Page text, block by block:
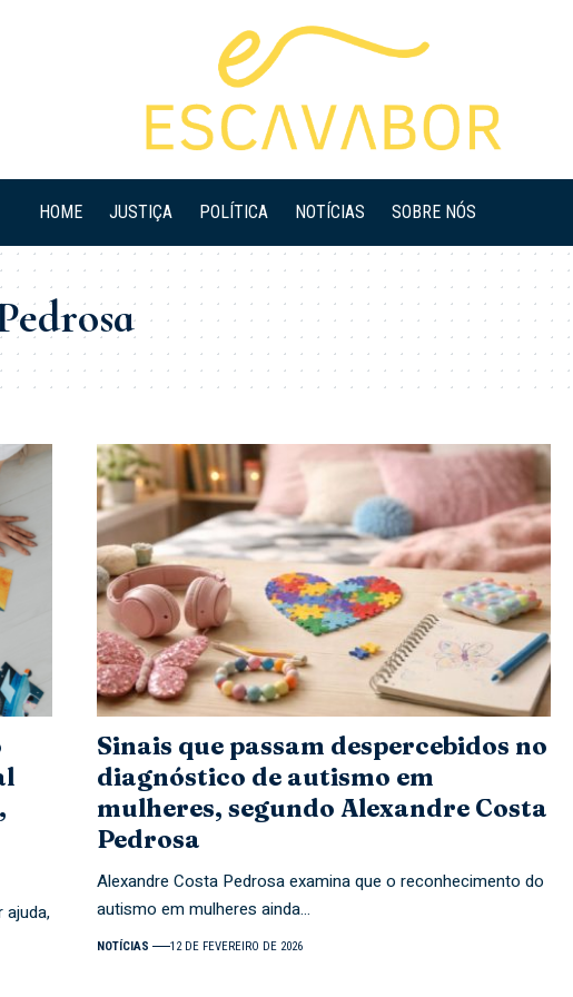
HOME JUSTIÇA POLÍTICA NOTÍCIAS SOBRE NÓS
ajuda,
Sinais que passam despercebidos no
diagnóstico de autismo em
mulheres, segundo Alexandre Costa
Pedrosa
Alexandre Costa Pedrosa examina que o reconhecimento do
autismo em mulheres ainda…
NOTÍCIAS 12 DE FEVEREIRO DE 2026